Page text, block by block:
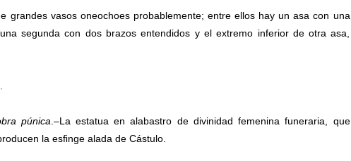
grandes vasos oneochoes probablemente; entre ellos hay un asa con una
segunda con dos brazos entendidos y el extremo inferior de otra asa,
púnica .–La estatua en alabastro de divinidad femenina funeraria, que
la esﬁnge alada de Cástulo.